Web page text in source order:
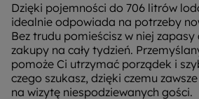
Dzięki pojemności do 706 litrów
idealnie odpowiada na potrzeby
Bez trudu pomieścisz w niej
zakupy na cały tydzień.
pomoże Ci utrzymać porządek i
czego szukasz, dzięki czemu
na wizytę niespodziewanych gości.